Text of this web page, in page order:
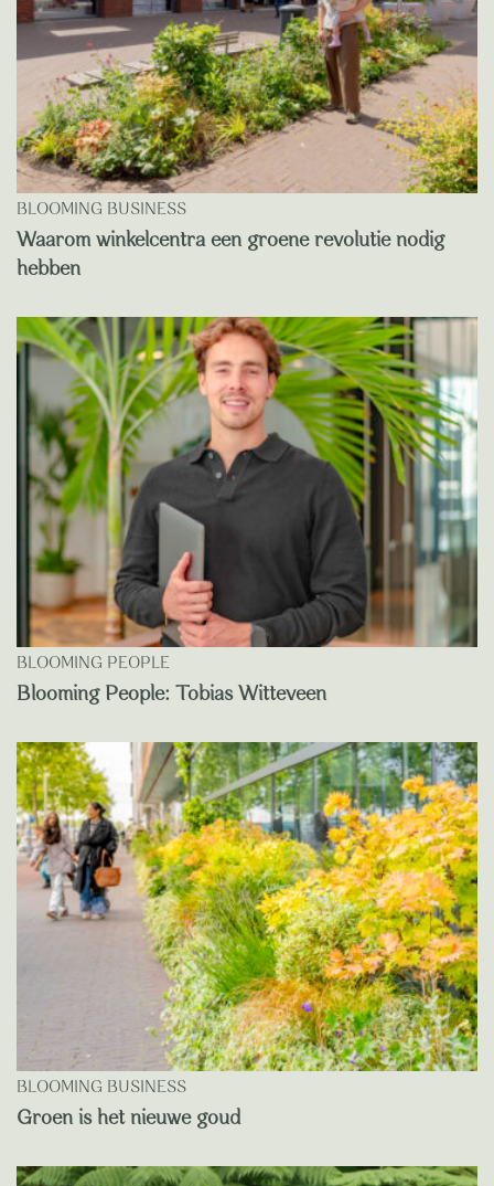
BLOOMING BUSINESS
Waarom winkelcentra een groene revolutie nodig
hebben
BLOOMING PEOPLE
Blooming People: Tobias Witteveen
BLOOMING BUSINESS
Groen is het nieuwe goud